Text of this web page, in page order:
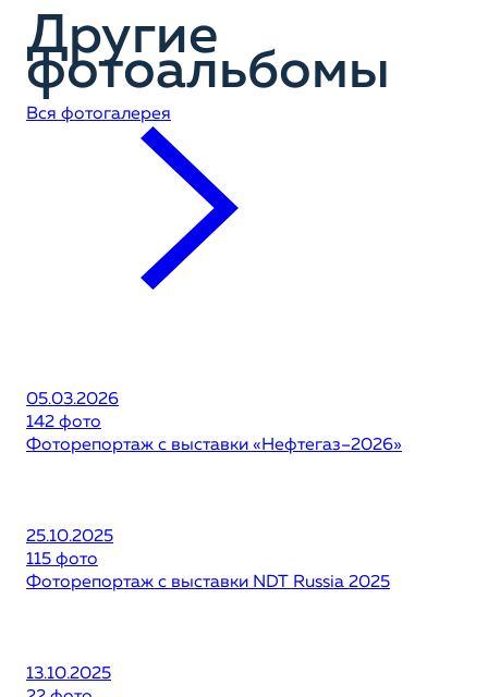
Другие
фотоальбомы
Вся фотогалерея
05.03.2026
142 фото
Фоторепортаж с выставки «Нефтегаз–2026»
25.10.2025
115 фото
Фоторепортаж с выставки NDT Russia 2025
13.10.2025